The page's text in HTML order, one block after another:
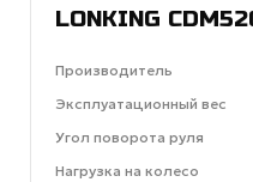
LONKING
Производитель
Эксплуатационный вес
Угол поворота руля
Нагрузка на колесо